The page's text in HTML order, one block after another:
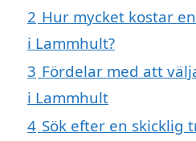
2 Hur mycket kostar
i Lammhult?
3 Fördelar med att
i Lammhult
4 Sök efter en skicklig